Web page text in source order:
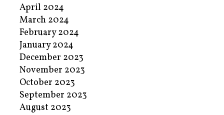
April 2024
March 2024
February 2024
January 2024
December 2023
November 2023
October 2023
September 2023
August 2023